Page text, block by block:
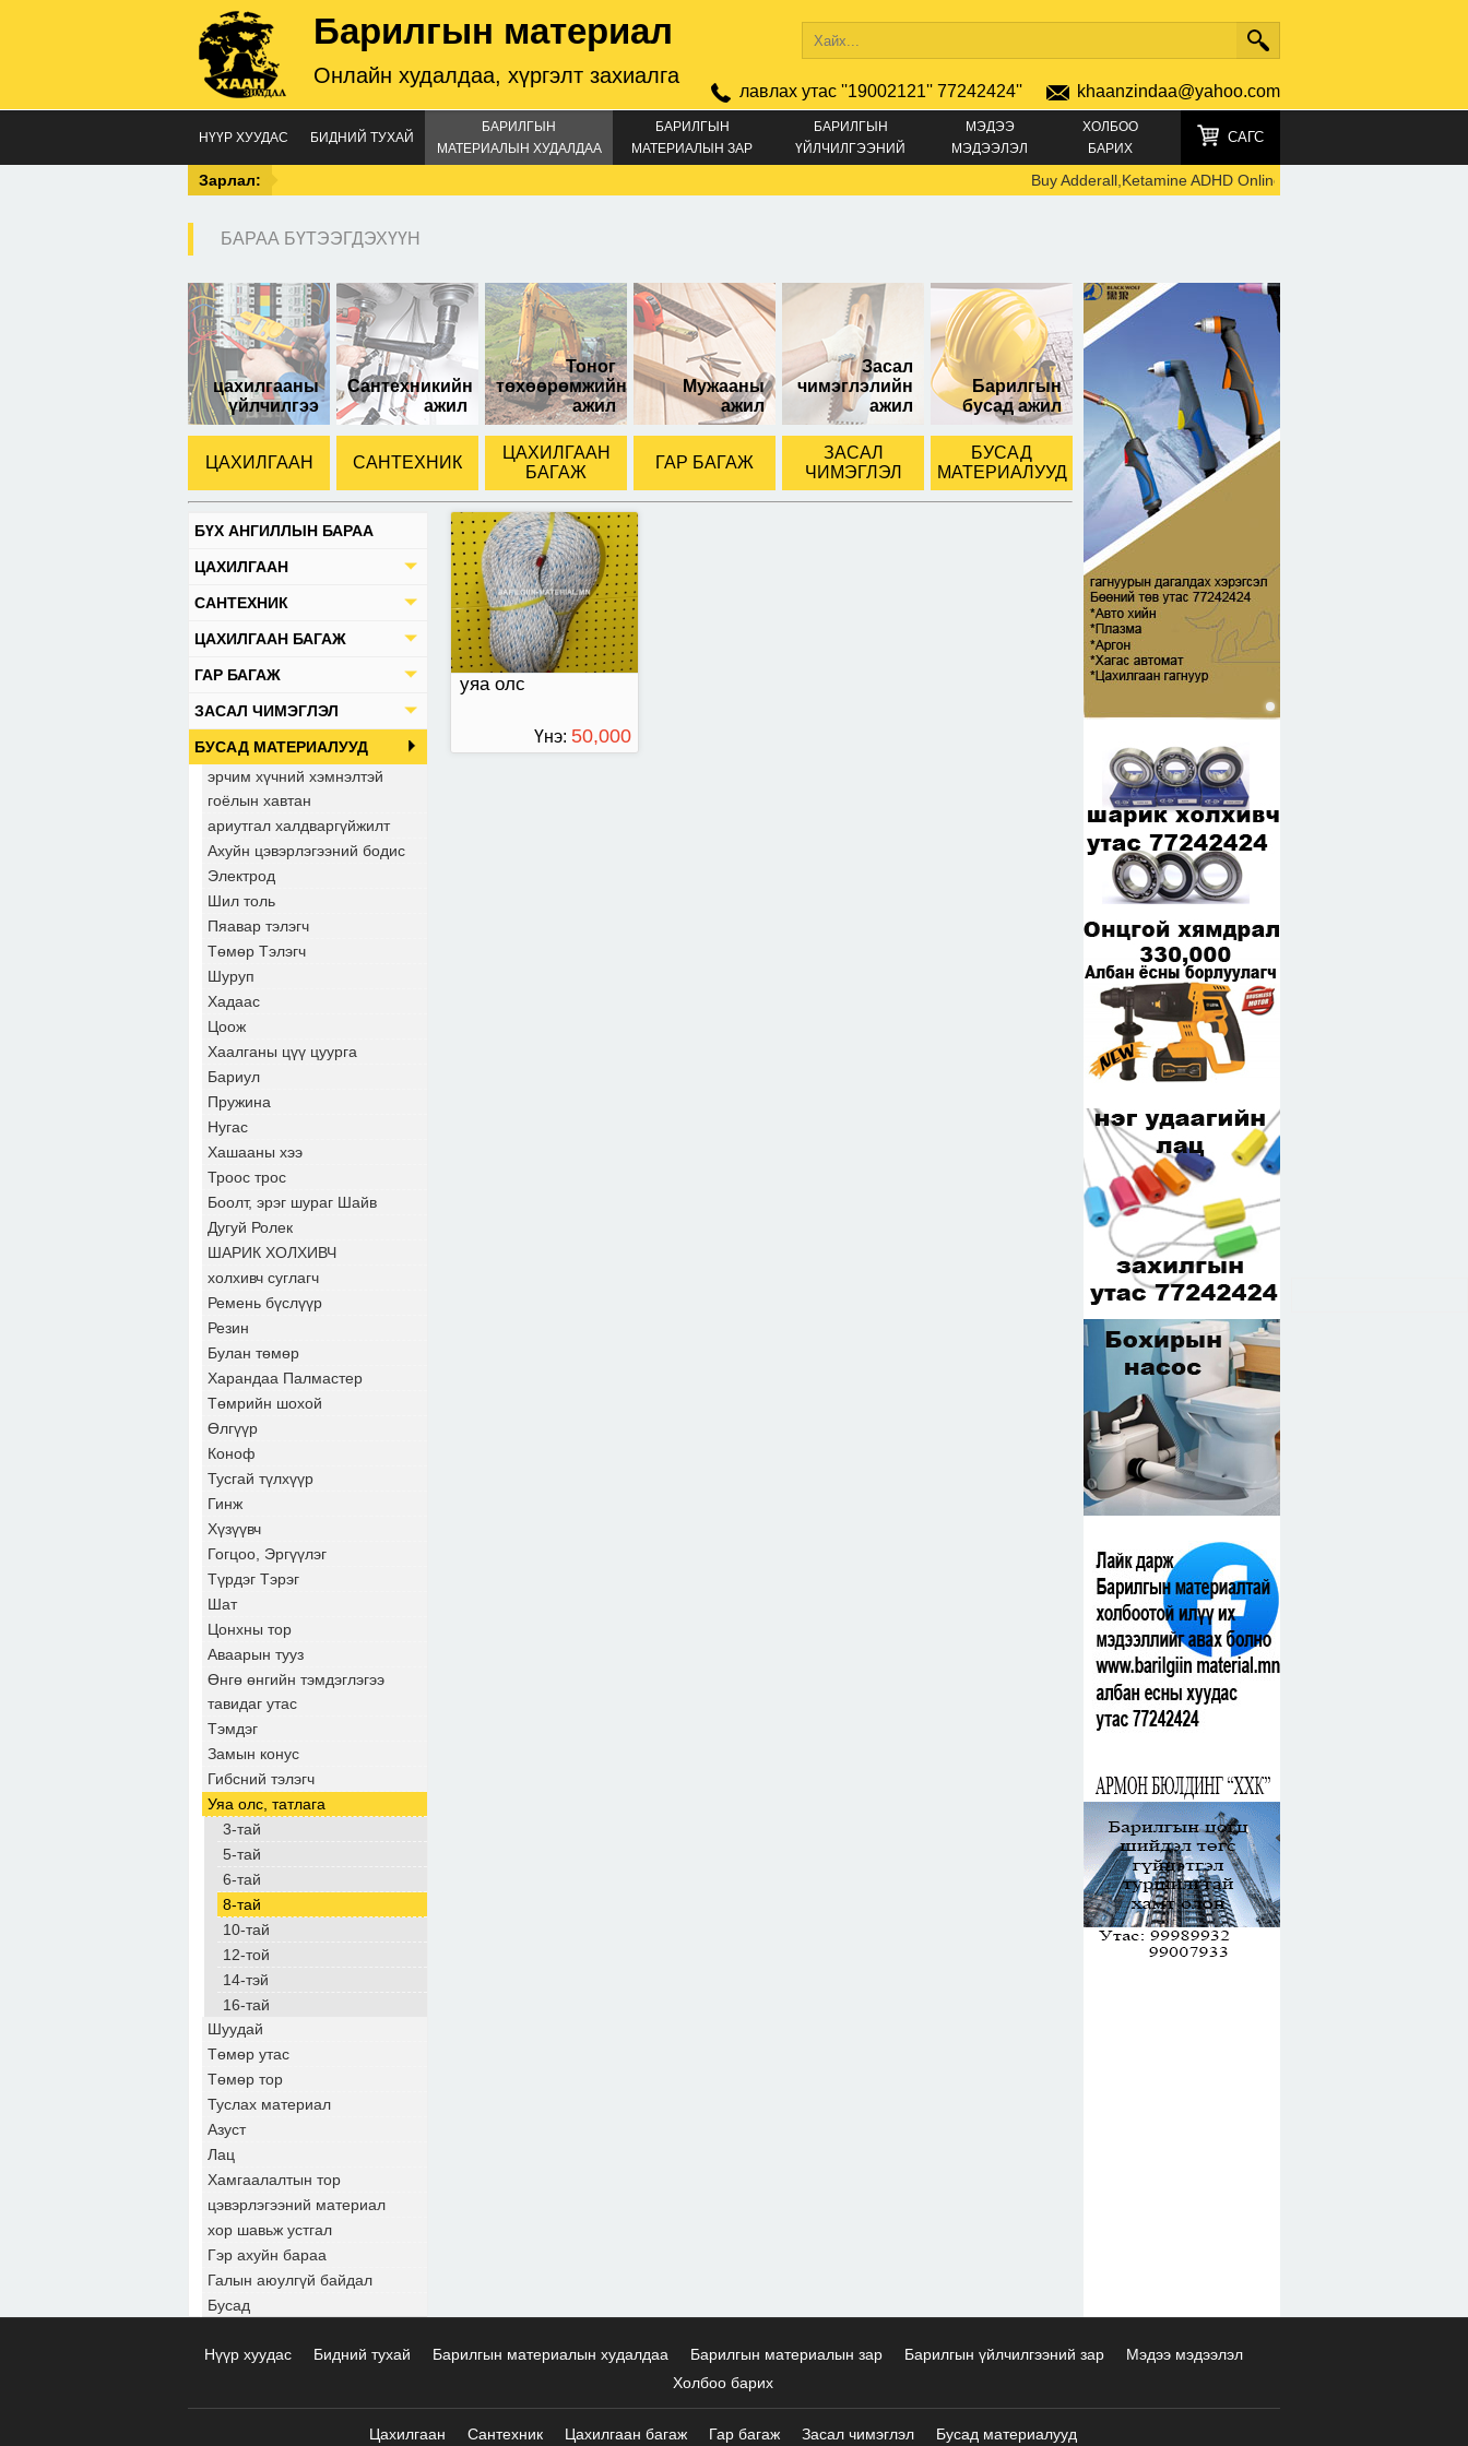
Барилгын материал
Онлайн худалдаа, хүргэлт захиалга
лавлах утас ''19002121'' 77242424'' khaanzindaa@yahoo.com
НҮҮР ХУУДАС БИДНИЙ ТУХАЙ
БАРИЛГЫН
МАТЕРИАЛЫН ХУДАЛДАА
БАРИЛГЫН
МАТЕРИАЛЫН ЗАР
БАРИЛГЫН
ҮЙЛЧИЛГЭЭНИЙ
МЭДЭЭ
МЭДЭЭЛЭЛ
ХОЛБОО
БАРИХ
САГС
Зарлал: Buy Adderall,Ketamine ADHD Online: TELEGRAM
БАРАА БҮТЭЭГДЭХҮҮН
цахилгааны
үйлчилгээ
Сантехникийн
ажил
Тоног
төхөөрөмжийн
ажил
Мужааны
ажил
Засал
чимэглэлийн
ажил
Барилгын
бусад ажил
ЦАХИЛГААН САНТЕХНИК
ЦАХИЛГААН
БАГАЖ
ГАР БАГАЖ
ЗАСАЛ
ЧИМЭГЛЭЛ
БУСАД
МАТЕРИАЛУУД
БҮХ АНГИЛЛЫН БАРАА
ЦАХИЛГААН
САНТЕХНИК
ЦАХИЛГААН БАГАЖ
ГАР БАГАЖ
ЗАСАЛ ЧИМЭГЛЭЛ
БУСАД МАТЕРИАЛУУД
эрчим хүчний хэмнэлтэй
гоёлын хавтан
ариутгал халдваргүйжилт
Ахуйн цэвэрлэгээний бодис
Электрод
Шил толь
Пяавар тэлэгч
Төмөр Тэлэгч
Шуруп
Хадаас
Цоож
Хаалганы цүү цуурга
Бариул
Пружина
Нугас
Хашааны хээ
Троос трос
Боолт, эрэг шураг Шайв
Дугуй Ролек
ШАРИК ХОЛХИВЧ
холхивч суглагч
Ремень бүслүүр
Резин
Булан төмөр
Харандаа Палмастер
Төмрийн шохой
Өлгүүр
Коноф
Тусгай түлхүүр
Гинж
Хүзүүвч
Гогцоо, Эргүүлэг
Түрдэг Тэрэг
Шат
Цонхны тор
Аваарын тууз
Өнгө өнгийн тэмдэглэгээ
тавидаг утас
Тэмдэг
Замын конус
Гибсний тэлэгч
Уяа олс, татлага
3-тай
5-тай
6-тай
8-тай
10-тай
12-той
14-тэй
16-тай
Шуудай
Төмөр утас
Төмөр тор
Туслах материал
Азуст
Лац
Хамгаалалтын тор
цэвэрлэгээний материал
хор шавьж устгал
Гэр ахуйн бараа
Галын аюулгүй байдал
Бусад
уяа олс
8-н диаметртэй
Үнэ: 50,000
Нүүр хуудас Бидний тухай Барилгын материалын худалдаа Барилгын материалын зар Барилгын үйлчилгээний зар
Мэдээ мэдээлэл
Холбоо барих
Цахилгаан Сантехник Цахилгаан багаж Гар багаж Засал чимэглэл Бусад материалууд